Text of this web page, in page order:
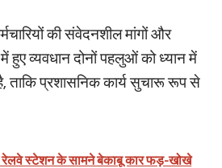
की संवेदनशील मांगों और
हुए व्यवधान दोनों पहलुओं को ध्यान में
ताकि प्रशासनिक कार्य सुचारू रूप से
स्टेशन के सामने बेकाबू कार फड़-खोखे